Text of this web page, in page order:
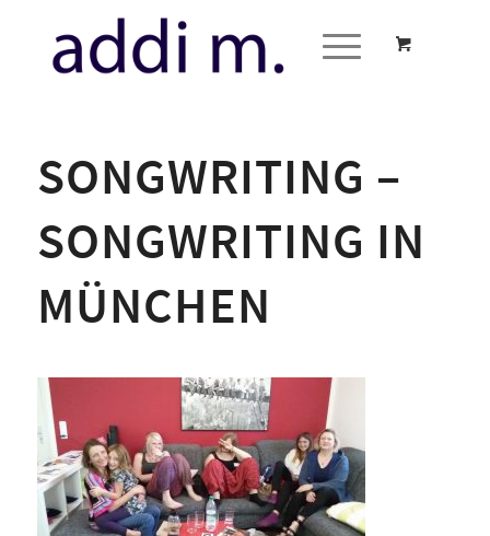
SONGWRITING –
SONGWRITING IN
MÜNCHEN